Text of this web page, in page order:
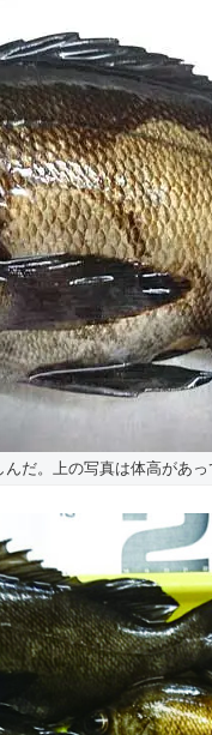
だ。上の写真は体高があ